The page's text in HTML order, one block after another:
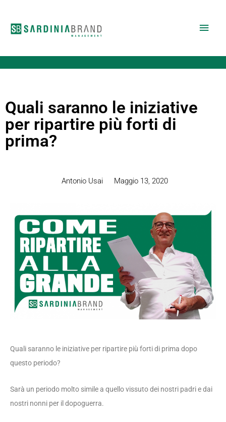
contenuto
Quali saranno le iniziative
per ripartire più forti di
prima?
Antonio Usai Maggio 13, 2020
Quali saranno le iniziative per ripartire più forti di prima dopo
questo periodo?
Sarà un periodo molto simile a quello vissuto dei nostri padri e dai
nostri nonni per il dopoguerra.